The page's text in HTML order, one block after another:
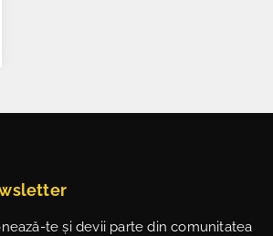
te și devii parte din comunitatea